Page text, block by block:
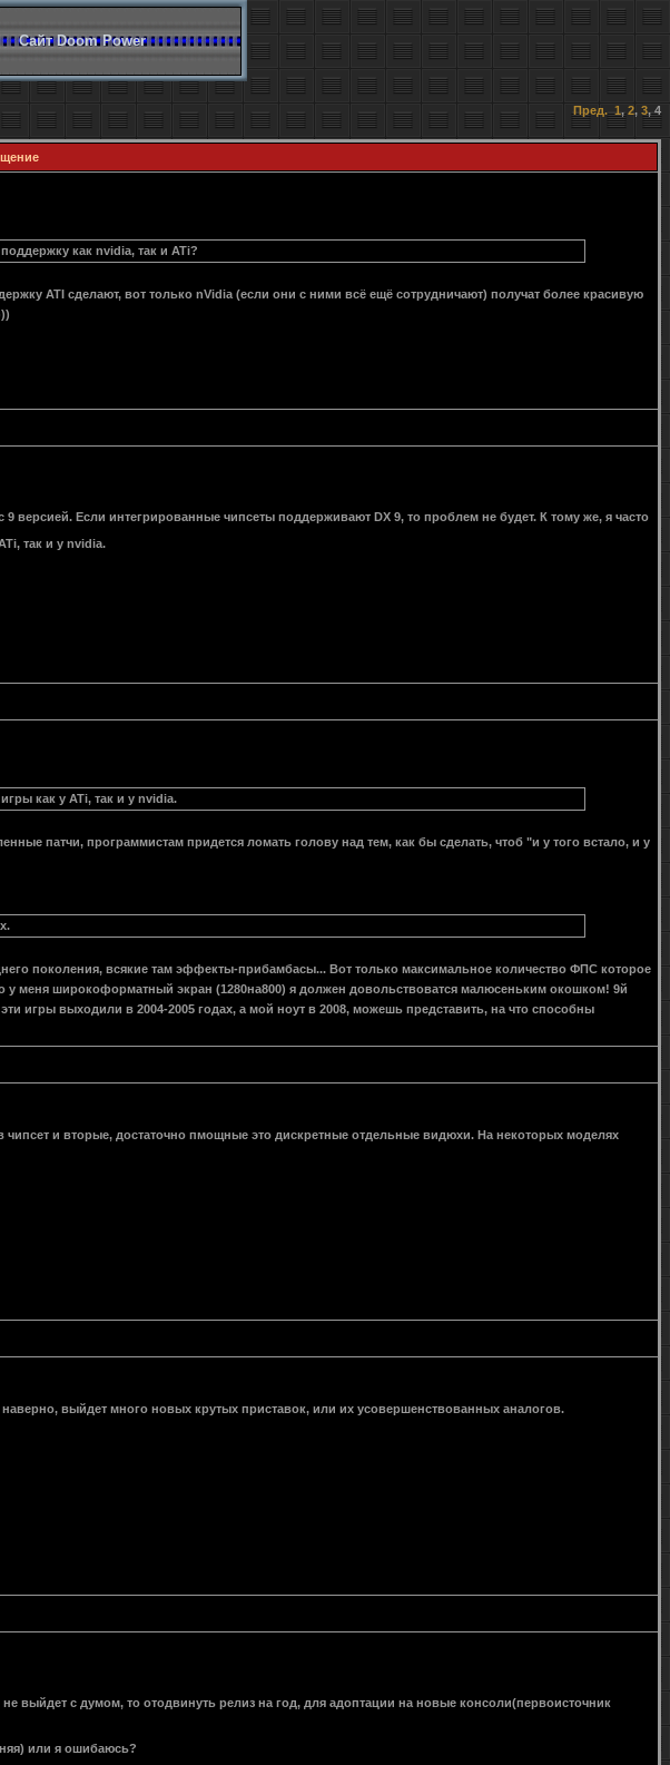
Сайт Doom Power
Пред. 1, 2, 3, 4
как nvidia, так и ATi?
ATI сделают, вот только nVidia (если они с ними всё ещё сотрудничают) получат более красивую
9 версией. Если интегрированные чипсеты поддерживают DX 9, то проблем не будет. К тому же, я часто
так и у nvidia.
как у ATi, так и у nvidia.
патчи, программистам придется ломать голову над тем, как бы сделать, чтоб "и у того встало, и у
поколения, всякие там эффекты-прибамбасы... Вот только максимальное количество ФПС которое
у меня широкоформатный экран (1280на800) я должен довольствоватся малюсеньким окошком! 9й
игры выходили в 2004-2005 годах, а мой ноут в 2008, можешь представить, на что способны
и вторые, достаточно пмощные это дискретные отдельные видюхи. На некоторых моделях
выйдет много новых крутых приставок, или их усовершенствованных аналогов.
выйдет с думом, то отодвинуть релиз на год, для адоптации на новые консоли(первоисточник
или я ошибаюсь?